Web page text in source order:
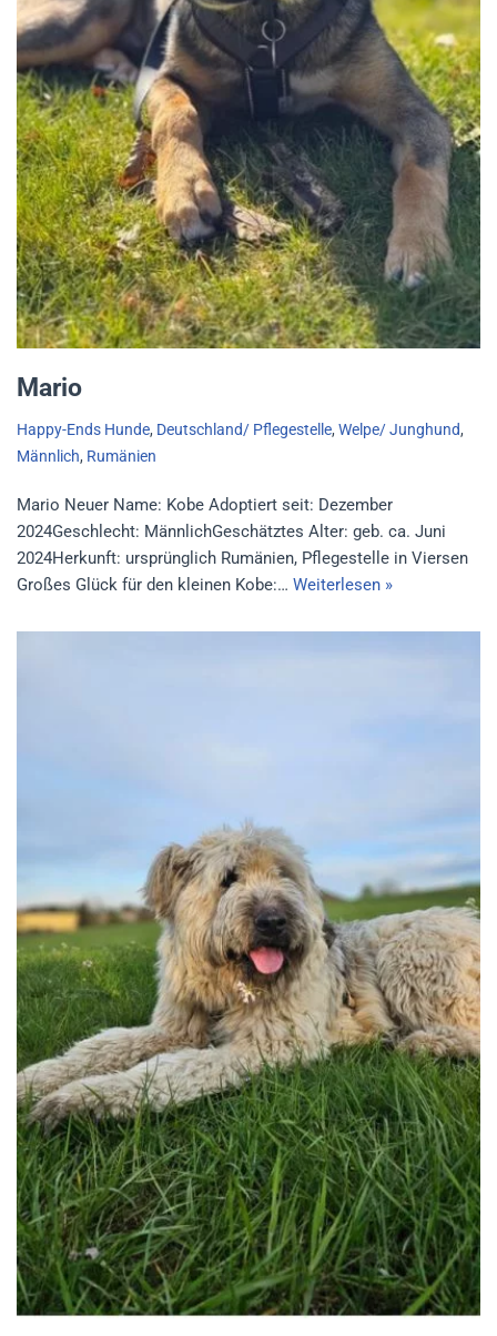
Mario
Happy-Ends Hunde, Deutschland/ Pflegestelle, Welpe/ Junghund,
Männlich, Rumänien
Mario Neuer Name: Kobe Adoptiert seit: Dezember
2024Geschlecht: MännlichGeschätztes Alter: geb. ca. Juni
2024Herkunft: ursprünglich Rumänien, Pflegestelle in Viersen
Großes Glück für den kleinen Kobe:… Weiterlesen »